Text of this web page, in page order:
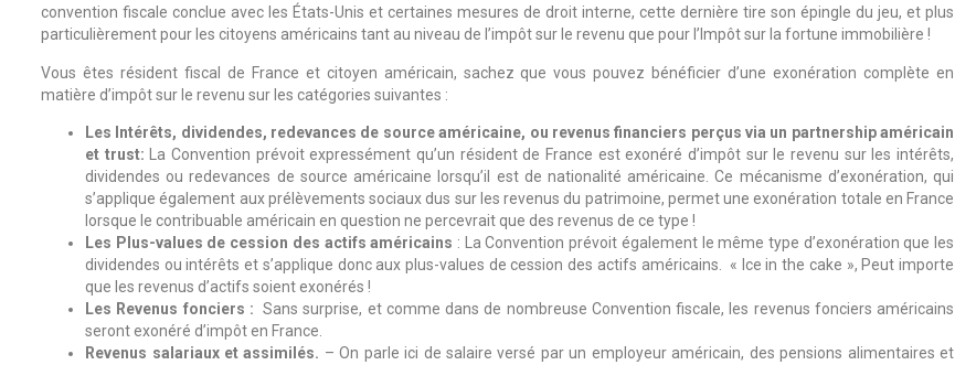
convention fiscale conclue avec les États-Unis et certaines mesures de droit interne, cette dernière tire son épingle du jeu, et plus
particulièrement pour les citoyens américains tant au niveau de l’impôt sur le revenu que pour l’Impôt sur la fortune immobilière !
Vous êtes résident fiscal de France et citoyen américain, sachez que vous pouvez bénéficier d’une exonération complète en
matière d’impôt sur le revenu sur les catégories suivantes :
Les Intérêts, dividendes, redevances de source américaine, ou revenus financiers perçus via un partnership américain
et trust: La Convention prévoit expressément qu’un résident de France est exonéré d’impôt sur le revenu sur les intérêts,
dividendes ou redevances de source américaine lorsqu’il est de nationalité américaine. Ce mécanisme d’exonération, qui
s’applique également aux prélèvements sociaux dus sur les revenus du patrimoine, permet une exonération totale en France
lorsque le contribuable américain en question ne percevrait que des revenus de ce type !
Les Plus-values de cession des actifs américains : La Convention prévoit également le même type d’exonération que les
dividendes ou intérêts et s’applique donc aux plus-values de cession des actifs américains. « Ice in the cake », Peut importe
que les revenus d’actifs soient exonérés !
Les Revenus fonciers :Sans surprise, et comme dans de nombreuse Convention fiscale, les revenus fonciers américains
seront exonéré d’impôt en France.
Revenus salariaux et assimilés. – On parle ici de salaire versé par un employeur américain, des pensions alimentaires et